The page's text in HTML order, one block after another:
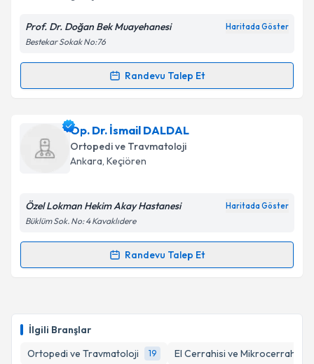
İlgili Branşlar
Ortopedi ve Travmatoloji
19 El Cerrahisi ve Mikrocerrahi
Kişisel verilerimin işlenmesine ilişkin
Metni'ni okudum ve kişisel verilerimin belirtilen
kapsamda işlenmesini kabul ediyorum.
Prof. Dr. Doğan Bek Muayehanesi Haritada Göster
Bestekar Sokak No:76
Randevu Talep Et
Randevu Takvimi Talebi
Prof. Dr. Doğan Bekiçin randevu takvimi talebi
oluşturun. Size bu uzmandan randevu almanız için bir
takvim hazırlandığında e-posta ile bilgilendireceğiz.
Kişisel verilerimin işlenmesine ilişkin
Metni'ni okudum ve kişisel verilerimin belirtilen
Op. Dr. İsmail DALDAL
Ortopedi ve Travmatoloji
Ankara, Keçiören
Özel Lokman Hekim Akay Hastanesi Haritada Göster
Büklüm Sok. No: 4 Kavaklıdere
Randevu Talep Et
Randevu Takvimi Talebi
takvim hazırlandığında e-posta ile bilgilendireceğiz.